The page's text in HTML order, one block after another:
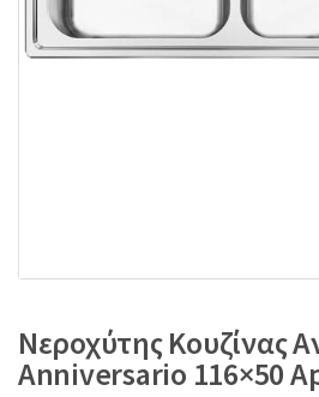
Νεροχύτης Κουζίνας
Anniversario 116×50